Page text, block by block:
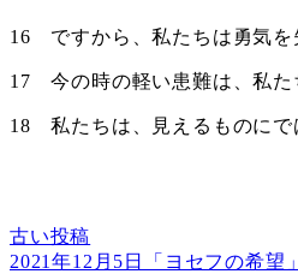
16 ですから、私たちは勇気を
17 今の時の軽い患難は、私た
18 私たちは、見えるものにで
古い投稿
2021年12月5日「ヨセフの希望